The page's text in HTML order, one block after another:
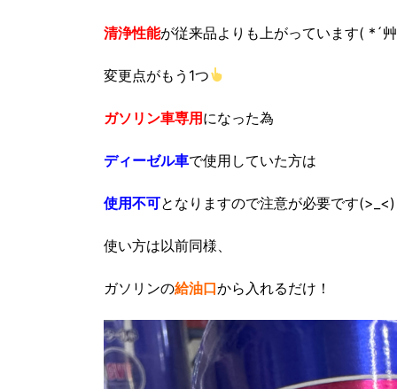
清浄性能が従来品よりも上がっています( *´
変更点がもう1つ
ガソリン車専用になった為
ディーゼル車で使用していた方は
使用不可となりますので注意が必要です(>_<)
使い方は以前同様、
ガソリンの給油口から入れるだけ！